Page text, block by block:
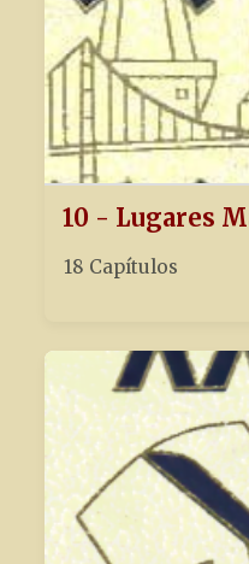
10 - Lugares
18 Capítulos